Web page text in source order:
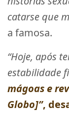
catarse que
a famosa.
“Hoje, após
estabilidade
mágoas e
Globo]”,